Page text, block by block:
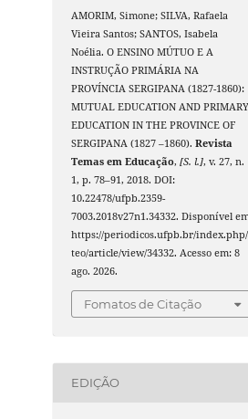
AMORIM, Simone; SILVA, Rafaela
Vieira Santos; SANTOS, Isabela
Noélia. O ENSINO MÚTUO E A
INSTRUÇÃO PRIMÁRIA NA
PROVÍNCIA SERGIPANA (1827-1860):
MUTUAL EDUCATION AND
EDUCATION IN THE PROVINCE OF
SERGIPANA (1827 –1860).Revista
Temas em Educação,[S. l.], v. 27, n.
1, p. 78–91, 2018. DOI:
10.22478/ufpb.2359-
7003.2018v27n1.34332. Disponível
https://periodicos.ufpb.br/
teo/article/view/34332. Acesso em: 8
ago. 2026.
Fomatos de Citação
EDIÇÃO